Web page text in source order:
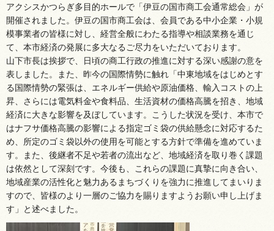
アクシスかつらぎ多目的ホールで「伊豆の国市商工会通常総会」が
開催されました。伊豆の国市商工会は、会員である中小企業・小規
模事業者の皆様に対し、経営全般にわたる指導や相談業務を通じ
て、本市経済の発展に多大なるご尽力をいただいております。
山下市長は挨拶で、日頃の商工行政の推進に対する深い感謝の意を
表しました。また、昨今の国際情勢に触れ「中東地域をはじめとす
る国際情勢の緊張は、エネルギー供給や原油価格、輸入コストの上
昇、さらには電気料金や食料品、生活資材の価格高騰を招き、地域
経済に大きな影響を及ぼしています。こうした状況を受け、本市で
はナフサ価格高騰の影響による指定ゴミ袋の供給懸念に対応するた
め、所定のゴミ袋以外の使用を可能とする方針で準備を進めていま
す。また、後継者不足や若者の流出など、地域経済を取り巻く課題
は依然として深刻です。今後も、これらの課題に真摯に向き合い、
地域産業の活性化と魅力あるまちづくりを強力に推進してまいりま
すので、皆様のより一層のご協力を賜りますようお願い申し上げま
す」と述べました。